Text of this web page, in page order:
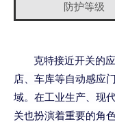
防护等级
克特接近开关的
店、车库等自动感应
域。在工业生产、现
关也扮演着重要的角